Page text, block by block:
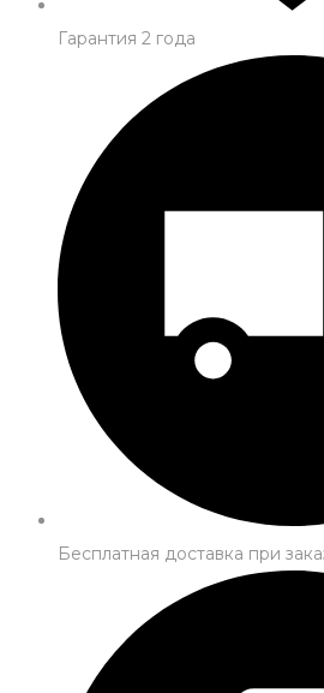
Гарантия 2 года
Бесплатная доставка при